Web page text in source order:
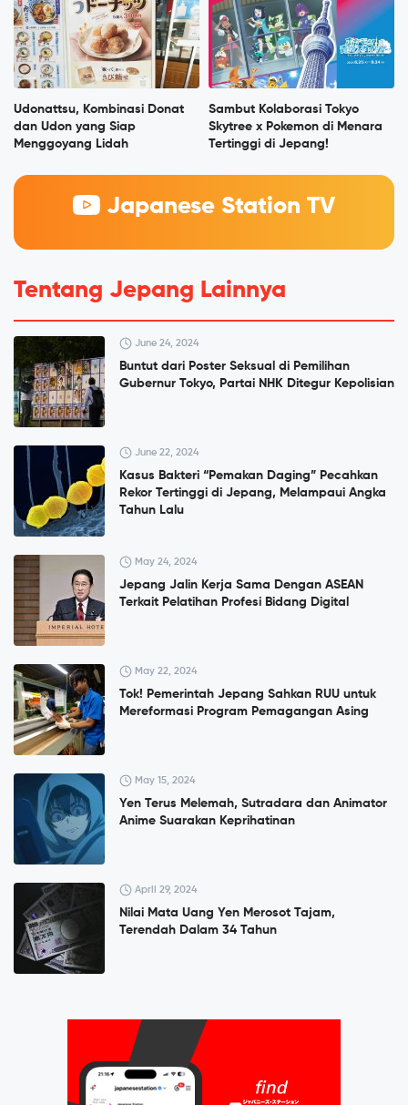
Udonattsu, Kombinasi Donat
dan Udon yang Siap
Menggoyang Lidah
Sambut Kolaborasi Tokyo
Skytree x Pokemon di Menara
Tertinggi di Jepang!
Japanese Station TV
Tentang Jepang Lainnya
June 24, 2024
Buntut dari Poster Seksual di Pemilihan
Gubernur Tokyo, Partai NHK Ditegur Kepolisian
June 22, 2024
Kasus Bakteri “Pemakan Daging” Pecahkan
Rekor Tertinggi di Jepang, Melampaui Angka
Tahun Lalu
May 24, 2024
Jepang Jalin Kerja Sama Dengan ASEAN
Terkait Pelatihan Profesi Bidang Digital
May 22, 2024
Tok! Pemerintah Jepang Sahkan RUU untuk
Mereformasi Program Pemagangan Asing
May 15, 2024
Yen Terus Melemah, Sutradara dan Animator
Anime Suarakan Keprihatinan
April 29, 2024
Nilai Mata Uang Yen Merosot Tajam,
Terendah Dalam 34 Tahun